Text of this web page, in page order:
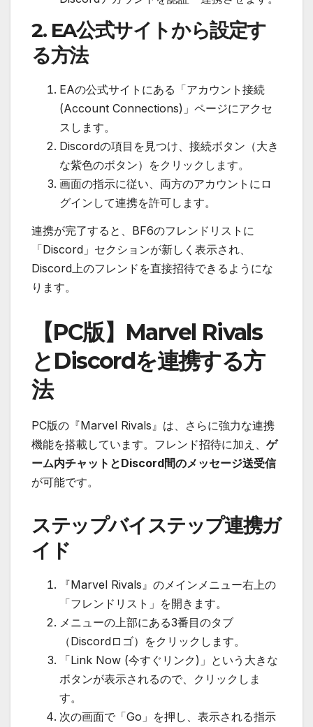
2. EA公式サイトから設定す
る方法
EAの公式サイトにある「アカウント接続
(Account Connections)」ページにアクセ
スします。
Discordの項目を見つけ、接続ボタン（大き
な紫色のボタン）をクリックします。
画面の指示に従い、両方のアカウントにロ
グインして連携を許可します。
連携が完了すると、BF6のフレンドリストに
「Discord」セクションが新しく表示され、
Discord上のフレンドを直接招待できるようにな
ります。
【PC版】Marvel Rivals
とDiscordを連携する方
法
PC版の『Marvel Rivals』は、さらに強力な連携
機能を搭載しています。フレンド招待に加え、 ゲ
ーム内チャットとDiscord間のメッセージ送受信
が可能です。
ステップバイステップ連携ガ
イド
『Marvel Rivals』のメインメニュー右上の
「フレンドリスト」を開きます。
メニューの上部にある3番目のタブ
（Discordロゴ）をクリックします。
「Link Now (今すぐリンク)」という大きな
ボタンが表示されるので、クリックしま
す。
次の画面で「Go」を押し、表示される指示